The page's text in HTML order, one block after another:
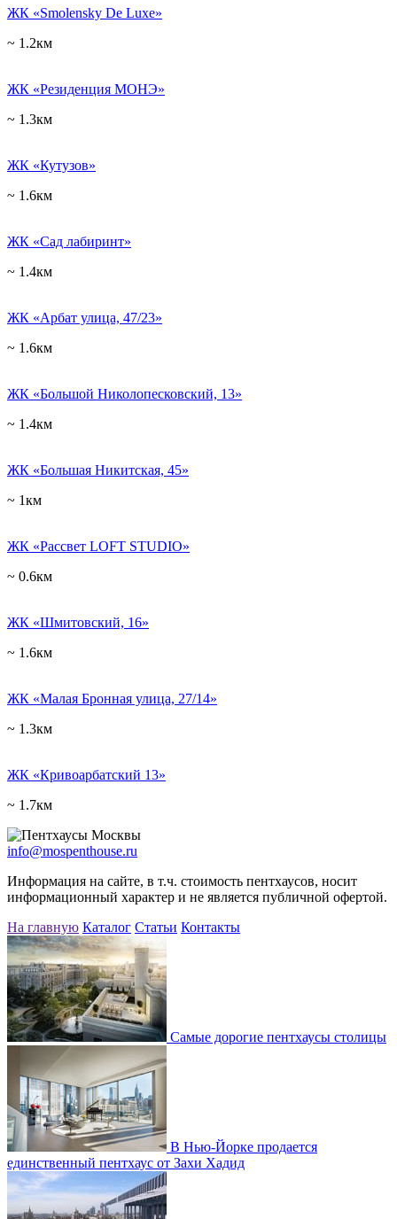
ЖК «Smolensky De Luxe»
~ 1.2км
ЖК «Резиденция МОНЭ»
~ 1.3км
ЖК «Кутузов»
~ 1.6км
ЖК «Сад лабиринт»
~ 1.4км
ЖК «Арбат улица, 47/23»
~ 1.6км
ЖК «Большой Николопесковский, 13»
~ 1.4км
ЖК «Большая Никитская, 45»
~ 1км
ЖК «Рассвет LOFT STUDIO»
~ 0.6км
ЖК «Шмитовский, 16»
~ 1.6км
ЖК «Малая Бронная улица, 27/14»
~ 1.3км
ЖК «Кривоарбатский 13»
~ 1.7км
info@mospenthouse.ru
Информация на сайте, в т.ч. стоимость пентхаусов, носит
информационный характер и не является публичной офертой.
На главную Каталог Статьи Контакты
Самые дорогие пентхаусы столицы
В Нью-Йорке продается
единственный пентхаус от Захи Хадид